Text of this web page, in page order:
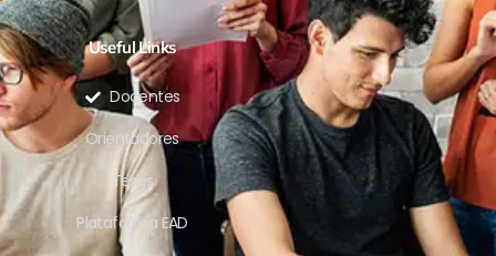
Useful Links
Docentes
Orientadores
Teses
Plataforma EAD